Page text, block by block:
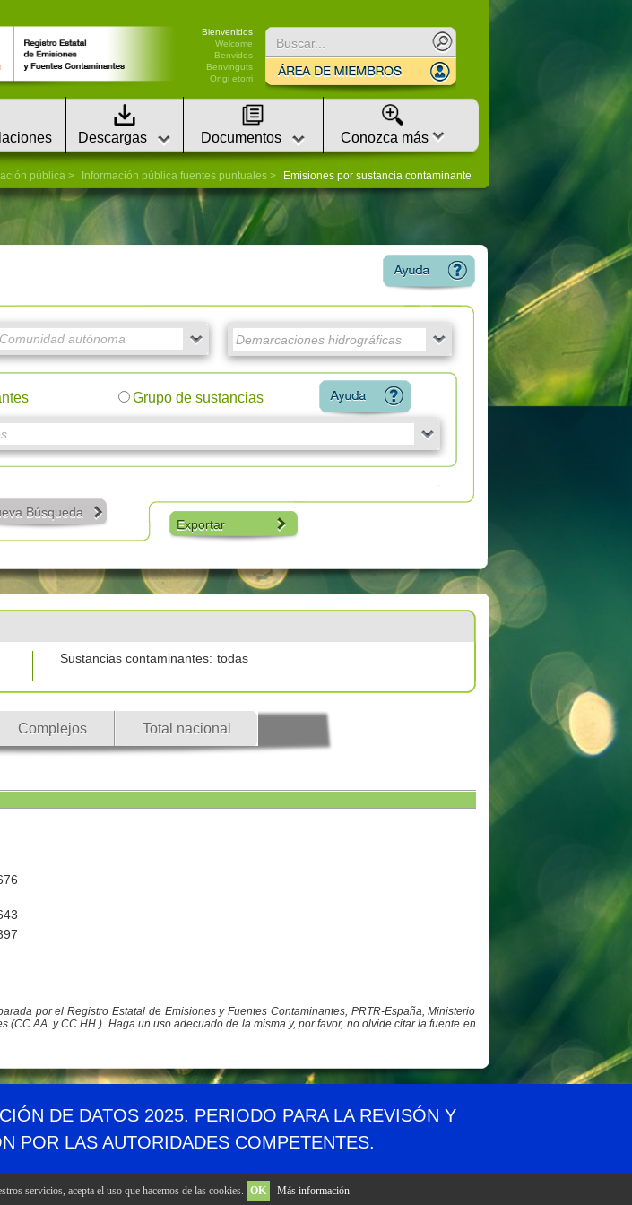
Bienvenidos
Welcome
Benvidos
Benvinguts
Ongi etorri
Descargas Documentos Conozca más
pública Información pública fuentes puntuales Emisiones por sustancia contaminante
Grupo de sustancias
Búsqueda
Exportar
Sustancias contaminantes: todas
Complejos Total nacional
por el Registro Estatal de Emisiones y Fuentes Contaminantes, PRTR-España, Ministerio
y CC.HH.). Haga un uso adecuado de la misma y, por favor, no olvide citar la fuente en
Canales RSS Enlaces Accesibilidad Aviso legal Privacidad Contacto
DE DATOS 2025. PERIODO PARA LA REVISÓN Y
POR LAS AUTORIDADES COMPETENTES.
servicios, acepta el uso que hacemos de las cookies. OK Más información